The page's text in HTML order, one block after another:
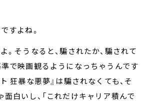
すよね。
。そうなると、騙されたか、騙されて
準で映画観るようになっちゃうんです
狂暴な悪夢』は騙されなくても、そ
白いし、「これだけキャリア積んで